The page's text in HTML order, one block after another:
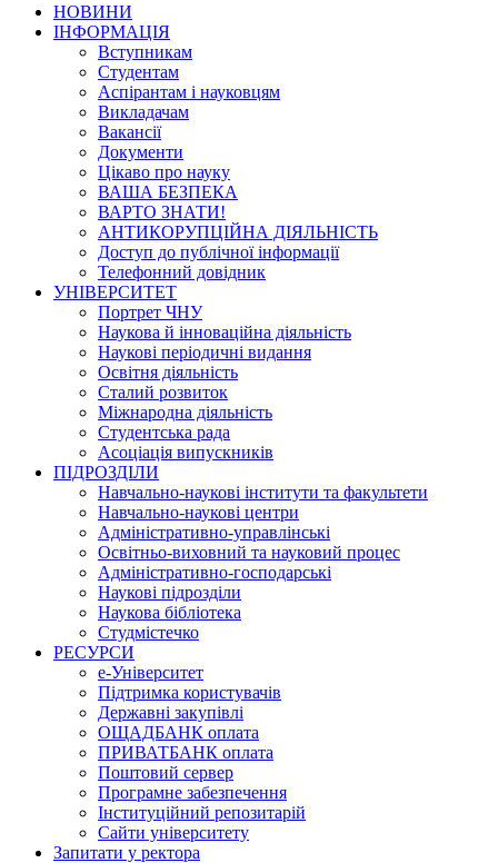
НОВИНИ
ІНФОРМАЦІЯ
Вступникам
Студентам
Аспірантам і науковцям
Викладачам
Вакансії
Документи
Цікаво про науку
ВАША БЕЗПЕКА
ВАРТО ЗНАТИ!
АНТИКОРУПЦІЙНА ДІЯЛЬНІСТЬ
Доступ до публічної інформації
Телефонний довідник
УНІВЕРСИТЕТ
Портрет ЧНУ
Наукова й інноваційна діяльність
Наукові періодичні видання
Освітня діяльність
Сталий розвиток
Міжнародна діяльність
Студентська рада
Асоціація випускників
ПІДРОЗДІЛИ
Навчально-наукові інститути та факультети
Навчально-наукові центри
Адміністративно-управлінські
Освітньо-виховний та науковий процес
Адміністративно-господарські
Наукові підрозділи
Наукова бібліотека
Студмістечко
РЕСУРСИ
е-Університет
Підтримка користувачів
Державні закупівлі
ОЩАДБАНК оплата
ПРИВАТБАНК оплата
Поштовий сервер
Програмне забезпечення
Інституційний репозитарій
Сайти університету
Запитати у ректора